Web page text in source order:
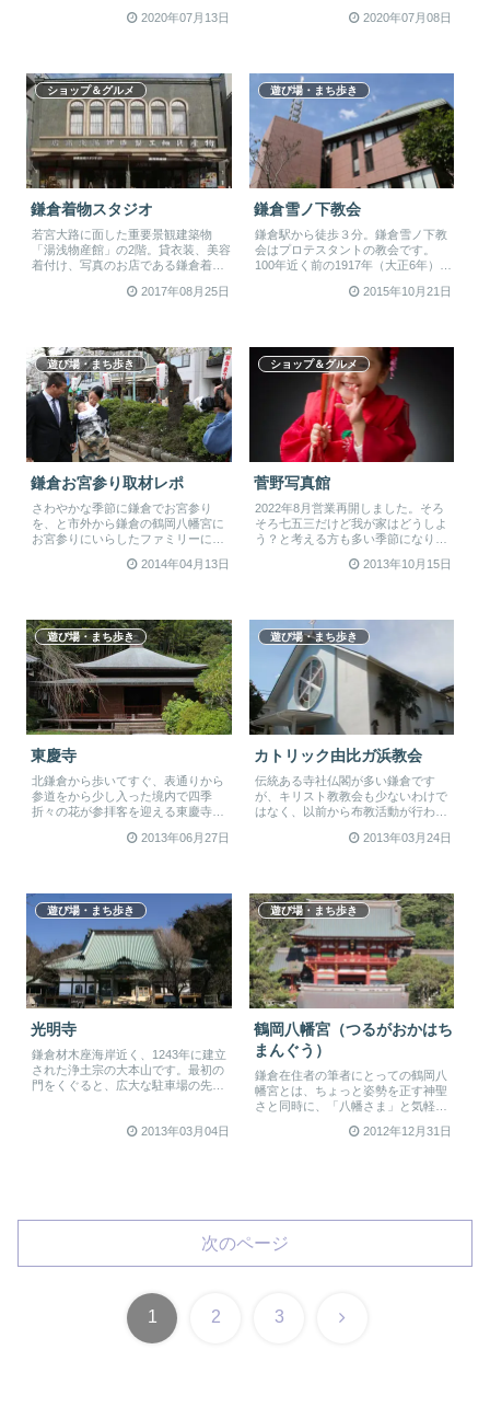
2020年07月13日
2020年07月08日
ショップ＆グルメ
鎌倉着物スタジオ
若宮大路に面した重要景観建築物
「湯浅物産館」の2階。貸衣装、美容
着付け、写真のお店である鎌倉着物
2017年08月25日
遊び場・まち歩き
鎌倉雪ノ下教会
鎌倉駅から徒歩３分。鎌倉雪ノ下教
会はプロテスタントの教会です。
100年近く前の1917年（大正6年）、
2015年10月21日
遊び場・まち歩き
鎌倉お宮参り取材レポ
さわやかな季節に鎌倉でお宮参り
を、と市外から鎌倉の鶴岡八幡宮に
お宮参りにいらしたファミリーに同
2014年04月13日
ショップ＆グルメ
菅野写真館
2022年8月営業再開しました。そろ
そろ七五三だけど我が家はどうしよ
う？と考える方も多い季節になりま
2013年10月15日
遊び場・まち歩き
東慶寺
北鎌倉から歩いてすぐ、表通りから
参道をから少し入った境内で四季
折々の花が参拝客を迎える東慶寺は
2013年06月27日
遊び場・まち歩き
カトリック由比ガ浜教会
伝統ある寺社仏閣が多い鎌倉です
が、キリスト教教会も少ないわけで
はなく、以前から布教活動が行われ
2013年03月24日
遊び場・まち歩き
光明寺
鎌倉材木座海岸近く、1243年に建立
された浄土宗の大本山です。最初の
門をくぐると、広大な駐車場の先に
2013年03月04日
遊び場・まち歩き
鶴岡八幡宮（つるがおかはち
まんぐう）
鎌倉在住者の筆者にとっての鶴岡八
幡宮とは、ちょっと姿勢を正す神聖
さと同時に、「八幡さま」と気軽に
2012年12月31日
次のページ
1 2 3 次